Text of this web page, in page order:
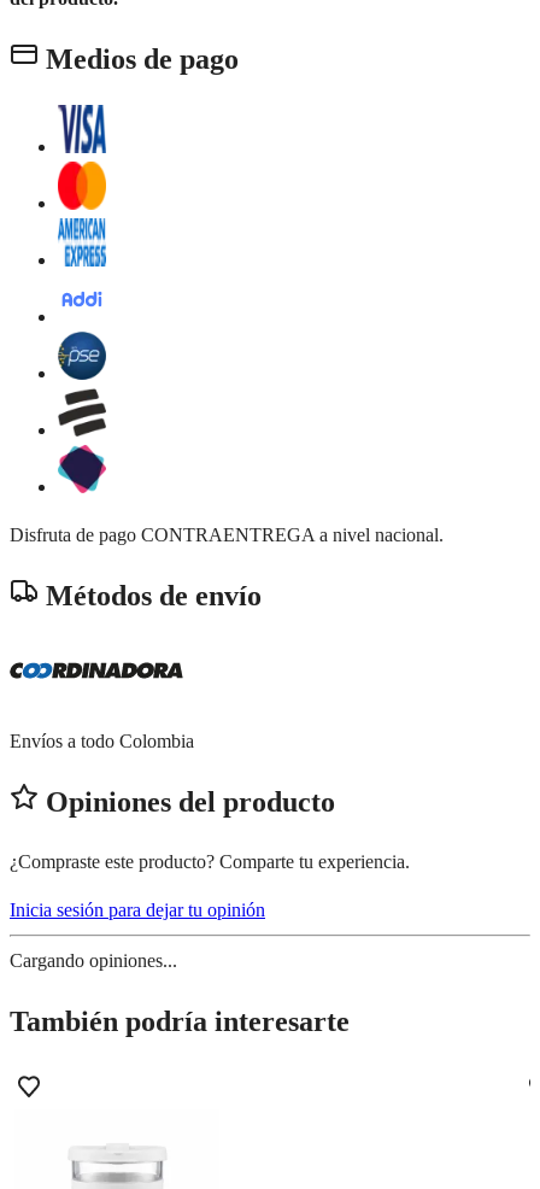
Medios de pago
Disfruta de pago CONTRAENTREGA a nivel nacional.
Métodos de envío
Envíos a todo Colombia
Opiniones del producto
¿Compraste este producto? Comparte tu experiencia.
Inicia sesión para dejar tu opinión
Cargando opiniones...
También podría interesarte